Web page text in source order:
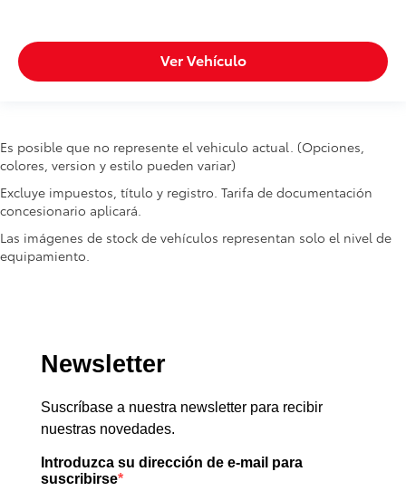
Ver Vehículo
Es posible que no represente el vehiculo actual. (Opciones,
colores, version y estilo pueden variar)
Excluye impuestos, título y registro. Tarifa de documentación
concesionario aplicará.
Las imágenes de stock de vehículos representan solo el nivel de
equipamiento.